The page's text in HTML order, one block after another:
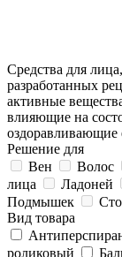
Средства для
разработанных
активные
влияющие на
оздоравливающие
Решение для
Вен
Волос
лица
Ладоней
Подмышек
Вид товара
роликовый